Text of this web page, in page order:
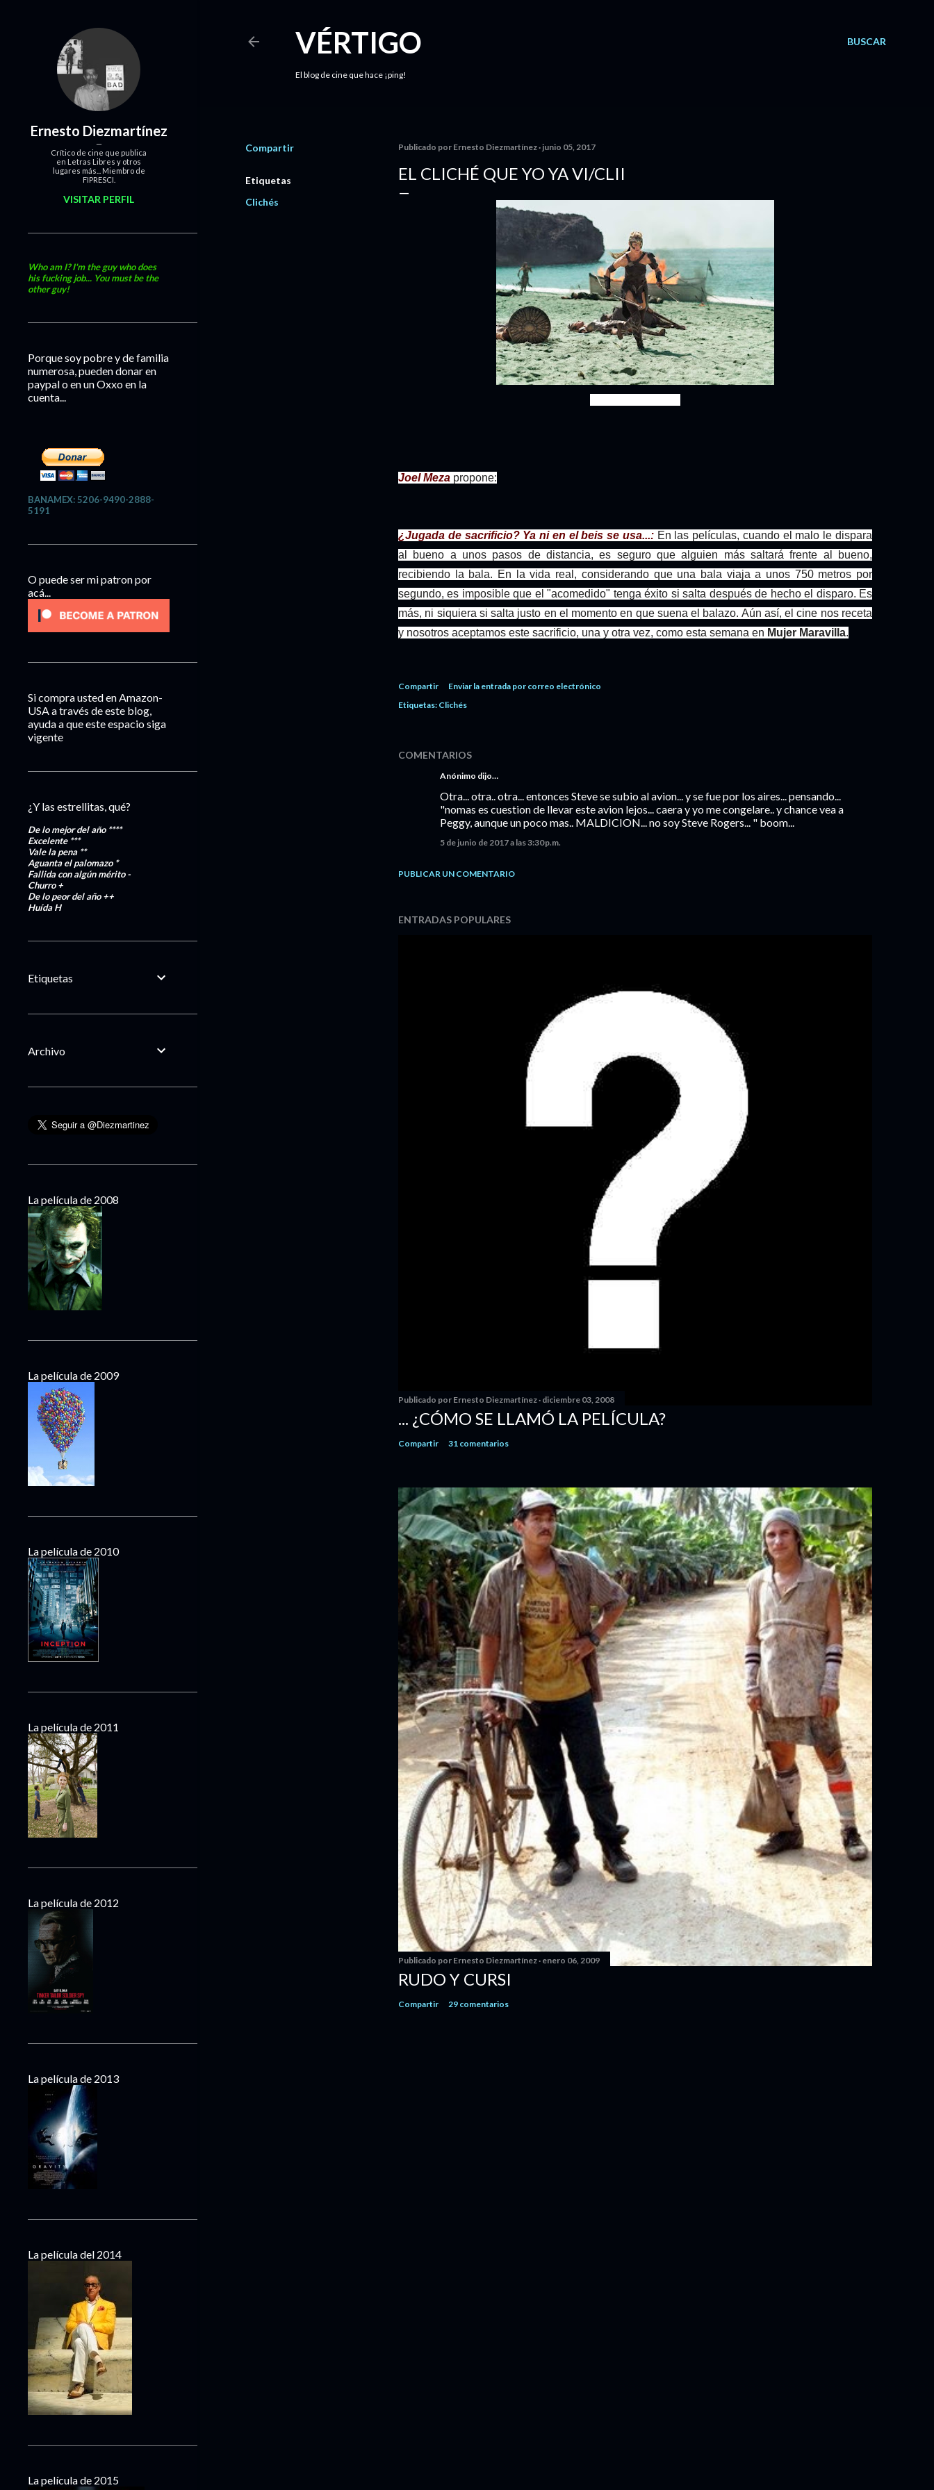
BUSCAR
VÉRTIGO
El blog de cine que hace ¡ping!
Compartir
Etiquetas
Clichés
Publicado por Ernesto Diezmartínez junio 05, 2017
EL CLICHÉ QUE YO YA VI/CLII
Joel Meza propone:
¿Jugada de sacrificio? Ya ni en el beis se usa...: En las películas, cuando el malo le dispara
al bueno a unos pasos de distancia, es seguro que alguien más saltará frente al bueno,
recibiendo la bala. En la vida real, considerando que una bala viaja a unos 750 metros por
segundo, es imposible que el "acomedido" tenga éxito si salta después de hecho el disparo. Es
más, ni siquiera si salta justo en el momento en que suena el balazo. Aún así, el cine nos receta
y nosotros aceptamos este sacrificio, una y otra vez, como esta semana en Mujer Maravilla.
Compartir
Enviar la entrada por correo electrónico
Etiquetas: Clichés
COMENTARIOS
Anónimo dijo…
Otra... otra.. otra... entonces Steve se subio al avion... y se fue por los aires... pensando...
"nomas es cuestion de llevar este avion lejos... caera y yo me congelare.. y chance vea a
Peggy, aunque un poco mas.. MALDICION... no soy Steve Rogers... " boom...
5 de junio de 2017 a las 3:30 p.m.
PUBLICAR UN COMENTARIO
ENTRADAS POPULARES
Publicado por Ernesto Diezmartínez diciembre 03, 2008
... ¿CÓMO SE LLAMÓ LA PELÍCULA?
Compartir 31 comentarios
Publicado por Ernesto Diezmartínez enero 06, 2009
RUDO Y CURSI
Compartir 29 comentarios
Ernesto Diezmartínez
Crítico de cine que publica
en Letras Libres y otros
lugares más... Miembro de
FIPRESCI.
VISITAR PERFIL
Who am I? I'm the guy who does
his fucking job... You must be the
other guy!
Porque soy pobre y de familia
numerosa, pueden donar en
paypal o en un Oxxo en la
cuenta...
BANAMEX: 5206-9490-2888-
5191
O puede ser mi patron por
acá...
Si compra usted en Amazon-
USA a través de este blog,
ayuda a que este espacio siga
vigente
¿Y las estrellitas, qué?
De lo mejor del año ****
Excelente***
Vale la pena **
Aguanta el palomazo *
Fallida con algún mérito-
Churro+
De lo peor del año++
HuídaH
Etiquetas
Archivo
La película de 2008
La película de 2009
La película de 2010
La película de 2011
La película de 2012
La película de 2013
La película del 2014
La película de 2015